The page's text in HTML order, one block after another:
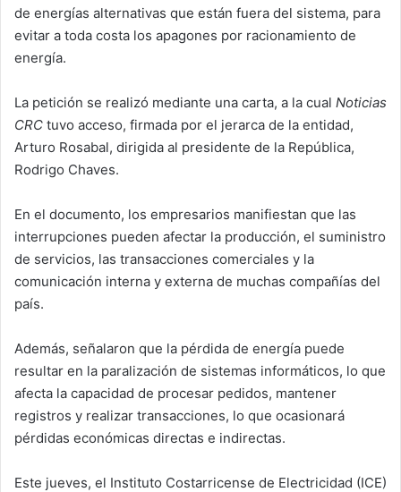
de energías alternativas que están fuera del sistema, para
evitar a toda costa los apagones por racionamiento de
energía.
La petición se realizó mediante una carta, a la cual Noticias
CRC tuvo acceso, firmada por el jerarca de la entidad,
Arturo Rosabal, dirigida al presidente de la República,
Rodrigo Chaves.
En el documento, los empresarios manifiestan que las
interrupciones pueden afectar la producción, el suministro
de servicios, las transacciones comerciales y la
comunicación interna y externa de muchas compañías del
país.
Además, señalaron que la pérdida de energía puede
resultar en la paralización de sistemas informáticos, lo que
afecta la capacidad de procesar pedidos, mantener
registros y realizar transacciones, lo que ocasionará
pérdidas económicas directas e indirectas.
Este jueves, el Instituto Costarricense de Electricidad (ICE)